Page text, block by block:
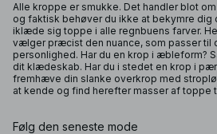
Alle kroppe er smukke. Det handler blot
og faktisk behøver du ikke at bekymre dig
iklæde sig toppe i alle regnbuens farver.
vælger præcist den nuance, som passer til
personlighed. Har du en krop i æbleform?
dit klædeskab. Har du i stedet en krop i
fremhæve din slanke overkrop med
at kende og find herefter masser af toppe
Følg den seneste mode